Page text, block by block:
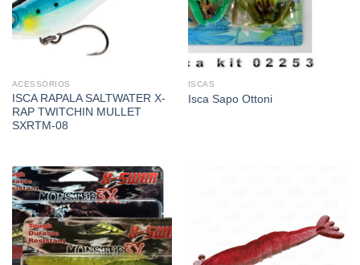
ACESSÓRIOS
ISCA RAPALA SALTWATER X-
RAP TWITCHIN MULLET
SXRTM-08
ISCAS
Isca Sapo Ottoni